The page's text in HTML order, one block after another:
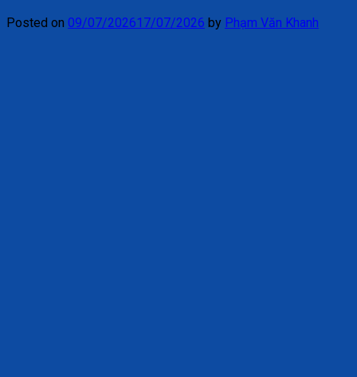
Posted on 09/07/202617/07/2026 by Phạm Văn Khanh